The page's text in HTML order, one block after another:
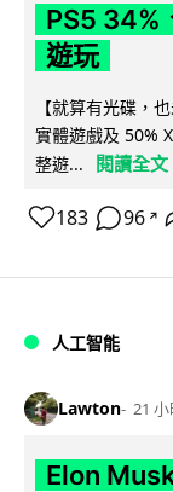
PS5 34%
遊玩
【就算有光碟，
實體遊戲及 50%
整遊...
閱讀全文
183 96 ↗
人工智能
Lawton 21 小
Elon